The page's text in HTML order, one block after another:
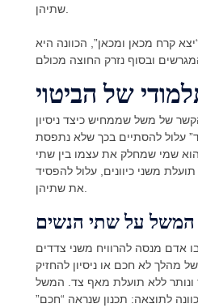
שתיהן.
קרח מכאן ומכאן”, הכוונה היא
של הביטוי
של משל שממחיש כיצד ניסיון
עלול להסתיים בכך שלא נתפסת
שמי שמחלק את עצמו בין שתי
משני כיוונים, עלול להפסיד
המשל על שתי הנשים
אדם מנסה להרוויח משני צדדים
מהלך לא חכם או ניסיון להחזיק
ונותר ללא תועלת מאף צד. המשל
לתוצאה: תכנון שנראה “חכם”